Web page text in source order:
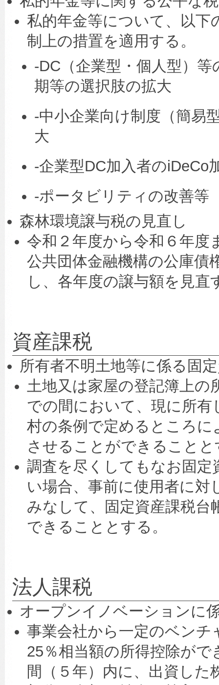
私的年金等について、以下
制上の措置を適用する。
-DC（企業型・個人型）
期等の選択肢の拡大
-中小企業向け制度（簡易
大
-企業型DC加入者のiDeCo
-ポータビリティの改善等
森林環境譲与税の見直し
令和２年度から令和６年度
公共団体金融機構の公庫債
し、各年度の譲与額を見直
資産課税
所有者不明土地等に係る固
土地又は家屋の登記簿上の
での間において、現に所
村の条例で定めるところに
させることができることと
調査を尽くしてもなお固
い場合、事前に使用者に対
みなして、固定資産課税台
できることとする。
法人課税
オープンイノベーションに
事業会社から一定のベン
25％相当額の所得控除が
間（５年）内に、出資し